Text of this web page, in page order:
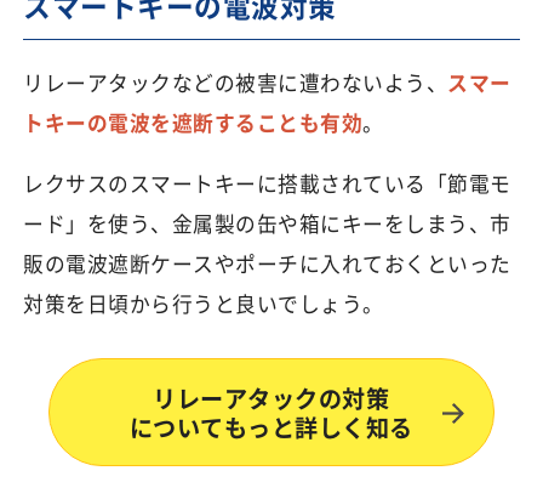
リレーアタックなどの被害に遭わないよう、 スマー
トキーの電波を遮断することも有効。
レクサスのスマートキーに搭載されている「節電モ
ード」を使う、金属製の缶や箱にキーをしまう、市
販の電波遮断ケースやポーチに入れておくといった
対策を日頃から行うと良いでしょう。
リレーアタックの対策
についてもっと詳しく知る